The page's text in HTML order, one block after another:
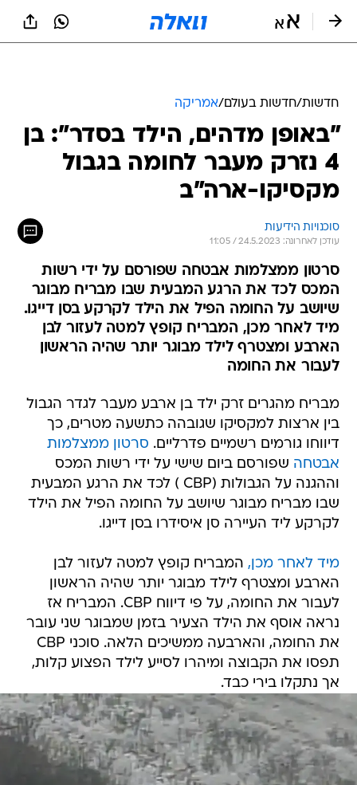
חדשות/חדשות בעולם/אמריקה
"באופן מדהים, הילד בסדר": בן
4 נזרק מעבר לחומה בגבול
מקסיקו-ארה"ב
סוכנויות הידיעות
עודכן לאחרונה: 24.5.2023 / 11:05
סרטון ממצלמות אבטחה שפורסם על ידי רשות
המכס לכד את הרגע המבעית שבו מבריח מבוגר
שיושב על החומה הפיל את הילד לקרקע בסן דייגו.
מיד לאחר מכן, המבריח קופץ למטה לעזור לבן
הארבע ומצטרף לילד מבוגר יותר שהיה הראשון
לעבור את החומה
מבריח מהגרים זרק ילד בן ארבע מעבר לגדר הגבול
בין ארצות למקסיקו שגובהה כתשעה מטרים, כך
דיווחו גורמים רשמיים פדרליים. סרטון ממצלמות
אבטחה שפורסם ביום שישי על ידי רשות המכס
וההגנה על הגבולות (CBP ) לכד את הרגע המבעית
שבו מבריח מבוגר שיושב על החומה הפיל את הילד
לקרקע ליד העיירה סן איסידרו בסן דייגו.
מיד לאחר מכן, המבריח קופץ למטה לעזור לבן
הארבע ומצטרף לילד מבוגר יותר שהיה הראשון
לעבור את החומה, על פי דיווח CBP. המבריח אז
נראה אוסף את הילד הצעיר בזמן שמבוגר שני עובר
את החומה, והארבעה ממשיכים הלאה. סוכני CBP
תפסו את הקבוצה ומיהרו לסייע לילד הפצוע קלות,
אך נתקלו בירי כבד.